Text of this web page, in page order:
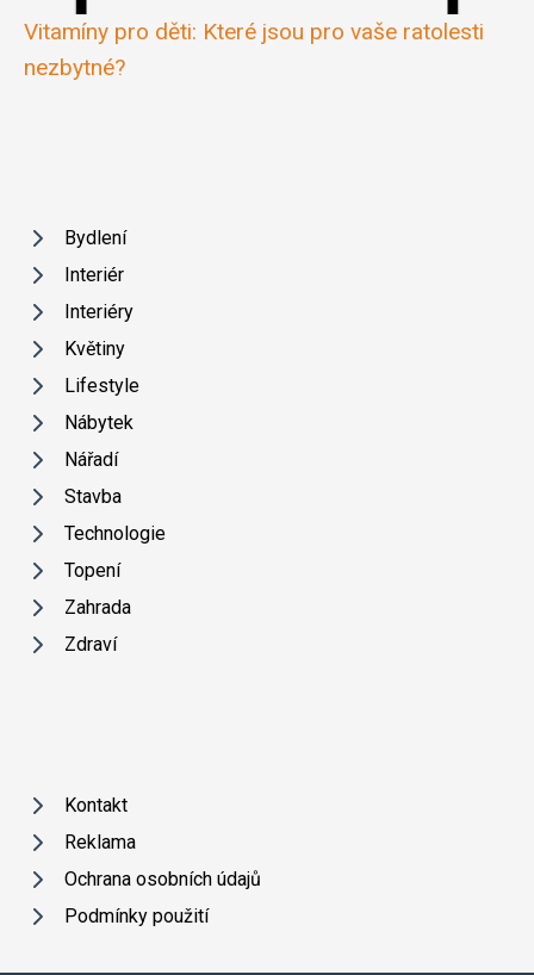
Vitamíny pro děti: Které jsou pro vaše ratolesti
nezbytné?
Bydlení
Interiér
Interiéry
Květiny
Lifestyle
Nábytek
Nářadí
Stavba
Technologie
Topení
Zahrada
Zdraví
Kontakt
Reklama
Ochrana osobních údajů
Podmínky použití